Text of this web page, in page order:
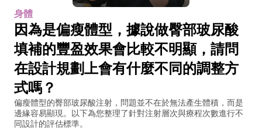
身體
因為是偏瘦體型，據說做臀部玻尿酸
填補的豐盈效果會比較不明顯，請問
在設計規劃上會有什麼不同的調整方
式嗎？
偏瘦體型的臀部玻尿酸注射，問題並不在於無法產生體積，而是
邊緣容易顯現。以下為您整理了針對注射層次與療程次數進行不
同設計的評估標準。